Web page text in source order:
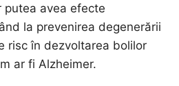
putea avea efecte
la prevenirea degenerării
risc în dezvoltarea bolilor
ar fi Alzheimer.